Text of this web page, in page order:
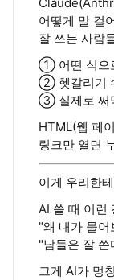
어떻게 말 걸
잘 쓰는 사람
① 어떤 식으
② 헷갈리기
③ 실제로 써
HTML(웹 페
링크만 열면
이게 우리한
AI 쓸 때 이런
"왜 내가 물
"남들은 잘
그게 AI가 멍